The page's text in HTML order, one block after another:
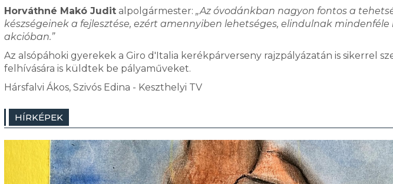
Horváthné Makó Juditalpolgármester: „Az óvodánkban nagyon fontos a
készségeinek a fejlesztése, ezért amennyiben lehetséges, elindulnak
akcióban.”
Az alsópáhoki gyerekek a Giro d'Italia kerékpárverseny rajzpályázatán is sikerrel
felhívására is küldtek be pályaműveket.
Hársfalvi Ákos, Szivós Edina - Keszthelyi TV
HÍRKÉPEK